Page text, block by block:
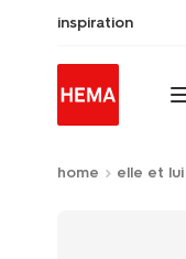
inspiration
home elle et lui